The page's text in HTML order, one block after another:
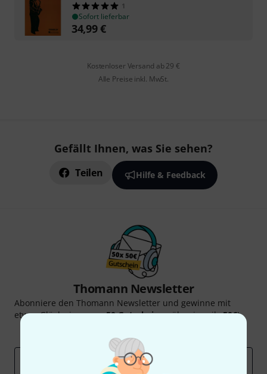
1
Sofort lieferbar
34,99€
Kostenloser Versand ab 29 €
Alle Preise inkl. MwSt.
Gefällt Ihnen, was Sie sehen?
Teilen Hilfe & Feedback
Thomann Newsletter
Abonniere den Thomann Newsletter und gewinne mit
etwas Glück einen von50 Gutscheinenüber jeweils50€!